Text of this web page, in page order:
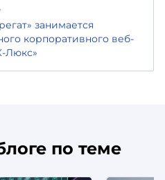
занимается
корпоративного веб-
Люкс»
по теме